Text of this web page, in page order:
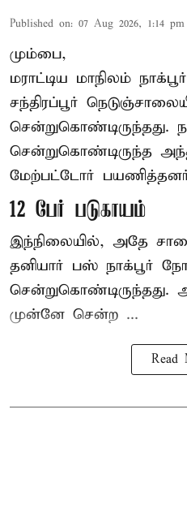
Published on: 07 Aug 2026, 1:14 pm
மும்பை,
மராட்டிய மாநிலம் நாக்பூர்
சந்திரப்பூர்
சென்றுகொண்டிருந்தது.
சென்றுகொண்டிருந்த
மேற்பட்டோர்
12 பேர் படுகாயம்
இந்நிலையில், அதே
தனியார் பஸ் நாக்பூர்
சென்றுகொண்டிருந்தது.
முன்னே சென்ற ...
Read